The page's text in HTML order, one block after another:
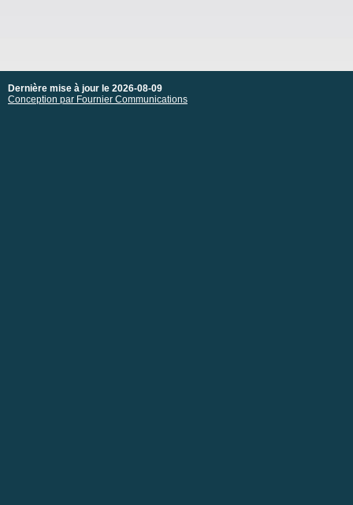
Dernière mise à jour le 2026-08-09
Conception par Fournier Communications